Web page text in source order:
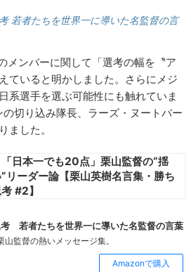
若者たちを世界一に導いた名監督の言
メンバーに関して「選考の幅を〝ア
ていると明かしました。さらにメジ
系選手を選ぶ可能性にも触れていま
切り込み隊長、ラーズ・ヌートバー
ました。
「日本一でも20点」栗山監督の“揺
リーダー論【栗山英樹名言集・勝ち
#2】
若者たちを世界一に導いた名監督の言葉
山監督の熱いメッセージ集。
Amazonで購入